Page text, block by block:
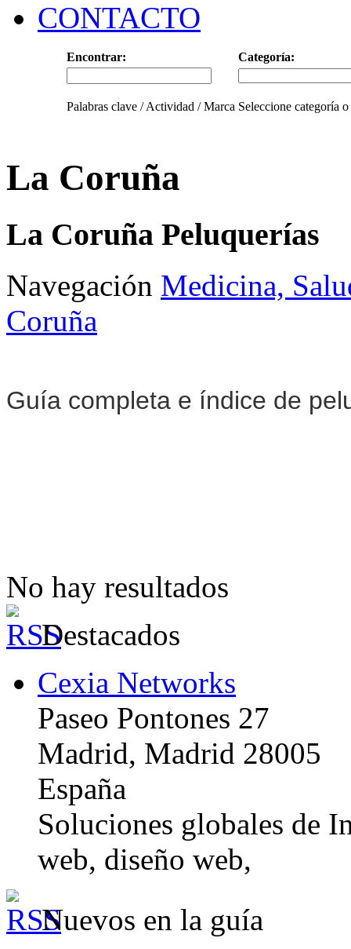
CONTACTO
Encontrar: Categoría:
Palabras clave / Actividad / Marca Seleccione categoría
La Coruña
La Coruña Peluquerías
Navegación Medicina,
Coruña
Guía completa e índice de
No hay resultados
Destacados
Cexia Networks
Paseo Pontones 27
Madrid, Madrid 28005
España
Soluciones globales de
web, diseño web,
Nuevos en la guía